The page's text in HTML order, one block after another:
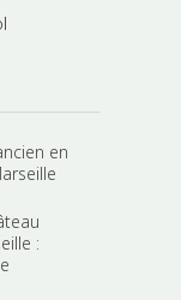
en
: